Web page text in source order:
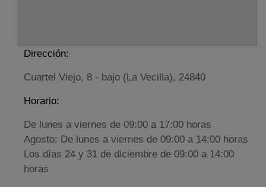
Dirección:
Cuartel Viejo, 8 - bajo (La Vecilla), 24840
Horario:
De lunes a viernes de 09:00 a 17:00 horas
Agosto: De lunes a viernes de 09:00 a 14:00 horas
Los días 24 y 31 de diciembre de 09:00 a 14:00
horas